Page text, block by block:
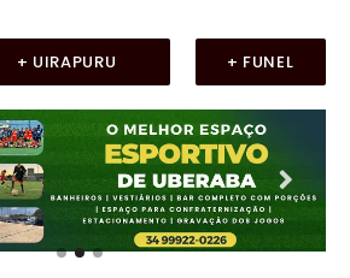
+ UIRAPURU + FUNEL